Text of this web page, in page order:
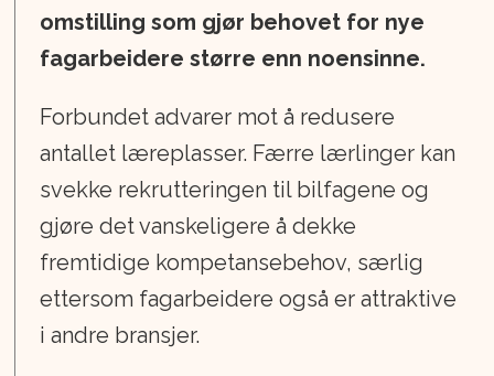
omstilling som gjør behovet for nye
fagarbeidere større enn noensinne.
Forbundet advarer mot å redusere
antallet læreplasser. Færre lærlinger kan
svekke rekrutteringen til bilfagene og
gjøre det vanskeligere å dekke
fremtidige kompetansebehov, særlig
ettersom fagarbeidere også er attraktive
i andre bransjer.